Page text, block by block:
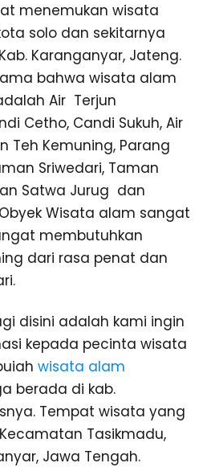
menemukan wisata
solo dan sekitarnya
Karanganyar, Jateng.
bahwa wisata alam
Air Terjun
Cetho, Candi Sukuh, Air
Teh Kemuning, Parang
Sriwedari, Taman
Satwa Jurug dan
Wisata alam sangat
membutuhkan
dari rasa penat dan
disini adalah kami ingin
kepada pecinta wisata
wisata alam
berada di kab.
Tempat wisata yang
Tasikmadu,
Jawa Tengah.